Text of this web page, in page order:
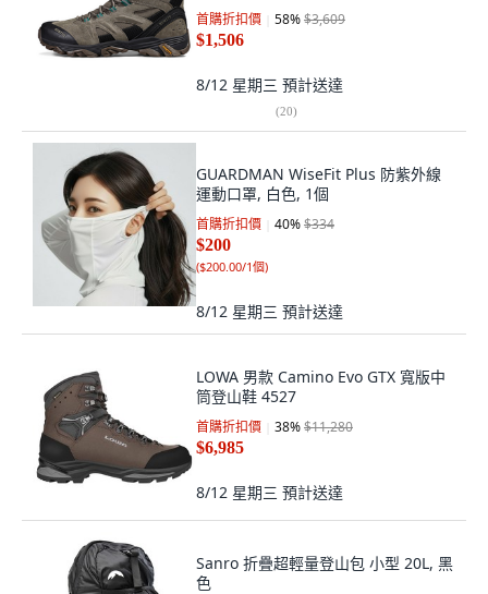
首購折扣價 58%$3,609
$1,506
8/12 星期三 預計送達
(20)
GUARDMAN WiseFit Plus 防紫外線
運動口罩, 白色, 1個
首購折扣價 40%$334
$200
($200.00/1個)
8/12 星期三 預計送達
LOWA 男款 Camino Evo GTX 寬版中
筒登山鞋 4527
首購折扣價 38%$11,280
$6,985
8/12 星期三 預計送達
Sanro 折疊超輕量登山包 小型 20L, 黑
色